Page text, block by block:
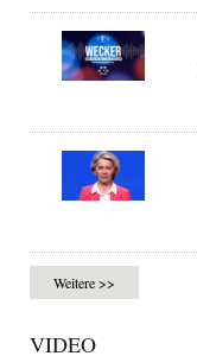
Weitere >>
VIDEO